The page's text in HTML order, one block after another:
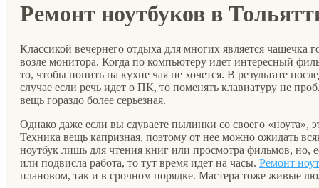
Ремонт ноутбуков в
Классикой вечернего отдыха для многих является чашечка
возле монитора. Когда по компьютеру идет интересный
то, чтобы попить на кухне чая не хочется. В результате
случае если речь идет о ПК, то поменять клавиатуру не
вещь гораздо более серьезная.
Однако даже если вы сдуваете пылинки со своего «ноута»,
Техника вещь капризная, поэтому от нее можно ожидать
ноутбук лишь для чтения книг или просмотра фильмов, но,
или подвисла работа, то тут время идет на часы. Ремонт
плановом, так и в срочном порядке. Мастера тоже живые